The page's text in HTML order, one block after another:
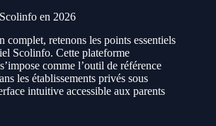
en 2026
complet, retenons les points essentiels
Scolinfo. Cette plateforme
comme l’outil de référence
les établissements privés sous
intuitive accessible aux parents